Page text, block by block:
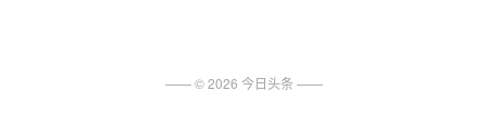
—— ©2026 今日头条 ——